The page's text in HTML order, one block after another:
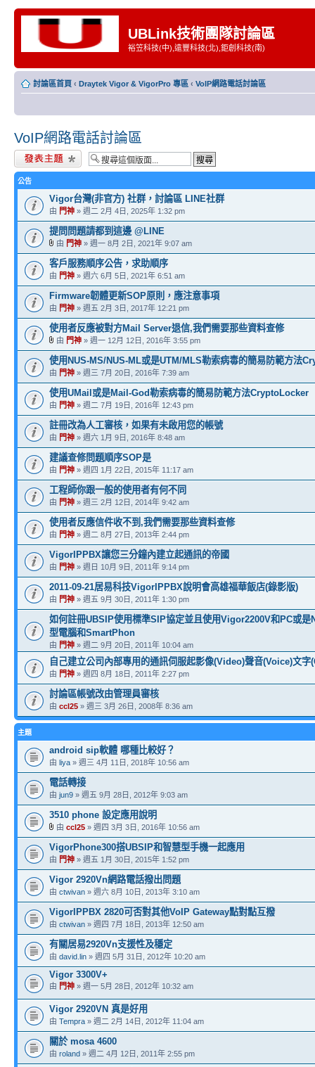
UBLink技術團隊討論區
裕笠科技(中),遠豐科技(北),鉅創科技(南)
討論區首頁 ‹ Draytek Vigor & VigorPro 專區 ‹ VoIP網路電話討論區
VoIP網路電話討論區
發表新主題
公告
Vigor台灣(非官方) 社群，討論區 LINE社群
由 門神 » 週二 2月 4日, 2025年 1:32 pm
提問問題請都到這邊 @LINE
由 門神 » 週一 8月 2日, 2021年 9:07 am
客戶服務順序公告，求助順序
由 門神 » 週六 6月 5日, 2021年 6:51 am
Firmware韌體更新SOP原則，應注意事項
由 門神 » 週五 2月 3日, 2017年 12:21 pm
使用者反應被對方Mail Server退信,我們需要那些資料查修
由 門神 » 週一 12月 12日, 2016年 3:55 pm
使用NUS-MS/NUS-ML或是UTM/MLS勒索病毒的簡易防範方法
由 門神 » 週三 7月 20日, 2016年 7:39 am
使用UMail或是Mail-God勒索病毒的簡易防範方法CryptoLocker
由 門神 » 週二 7月 19日, 2016年 12:43 pm
註冊改為人工審核，如果有未啟用您的帳號
由 門神 » 週六 1月 9日, 2016年 8:48 am
建議查修問題順序SOP是
由 門神 » 週四 1月 22日, 2015年 11:17 am
工程師你跟一般的使用者有何不同
由 門神 » 週三 2月 12日, 2014年 9:42 am
使用者反應信件收不到,我們需要那些資料查修
由 門神 » 週二 8月 27日, 2013年 2:44 pm
VigorIPPBX讓您三分鐘內建立起通訊的帝國
由 門神 » 週日 10月 9日, 2011年 9:14 pm
2011-09-21居易科技VigorIPPBX說明會高雄福華飯店(錄影版)
由 門神 » 週五 9月 30日, 2011年 1:30 pm
如何註冊UBSIP使用標準SIP協定並且使用Vigor2200V和PC或是
型電腦和SmartPhon
由 門神 » 週二 9月 20日, 2011年 10:04 am
自己建立公司內部專用的通訊伺服起影像(Video)聲音(Voice)文字
由 門神 » 週四 8月 18日, 2011年 2:27 pm
討論區帳號改由管理員審核
由 ccl25 » 週三 3月 26日, 2008年 8:36 am
主題
android sip軟體 哪種比較好？
由 liya » 週三 4月 11日, 2018年 10:56 am
電話轉接
由 jun9 » 週五 9月 28日, 2012年 9:03 am
3510 phone 設定應用說明
由 ccl25 » 週四 3月 3日, 2016年 10:56 am
VigorPhone300搭UBSIP和智慧型手機一起應用
由 門神 » 週五 1月 30日, 2015年 1:52 pm
Vigor 2920Vn網路電話撥出問題
由 ctwivan » 週六 8月 10日, 2013年 3:10 am
VigorIPPBX 2820可否對其他VoIP Gateway點對點互撥
由 ctwivan » 週四 7月 18日, 2013年 12:50 am
有關居易2920Vn支援性及穩定
由 david.lin » 週四 5月 31日, 2012年 10:20 am
Vigor 3300V+
由 門神 » 週一 5月 28日, 2012年 10:32 am
Vigor 2920VN 真是好用
由 Tempra » 週二 2月 14日, 2012年 11:04 am
關於 mosa 4600
由 roland » 週二 4月 12日, 2011年 2:55 pm